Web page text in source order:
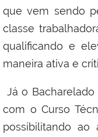
que vem sendo
classe
qualificando e
maneira ativa e
Já o
com o Curso
possibilitando